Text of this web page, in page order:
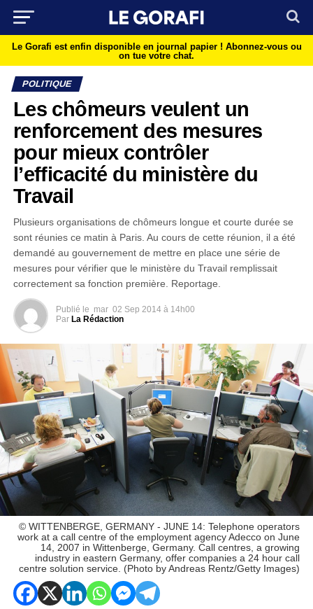
Le Gorafi est enfin disponible en journal papier ! Abonnez-vous ou
on tue votre chat.
POLITIQUE
Les chômeurs veulent un
renforcement des mesures
pour mieux contrôler
l’efficacité du ministère du
Travail
Plusieurs organisations de chômeurs longue et courte durée se
sont réunies ce matin à Paris. Au cours de cette réunion, il a été
demandé au gouvernement de mettre en place une série de
mesures pour vérifier que le ministère du Travail remplissait
correctement sa fonction première. Reportage.
Publié le mar 02 Sep 2014 à 14h00
Par La Rédaction
© WITTENBERGE, GERMANY - JUNE 14: Telephone operators
work at a call centre of the employment agency Adecco on June
14, 2007 in Wittenberge, Germany. Call centres, a growing
industry in eastern Germany, offer companies a 24 hour call
centre solution service. (Photo by Andreas Rentz/Getty Images)